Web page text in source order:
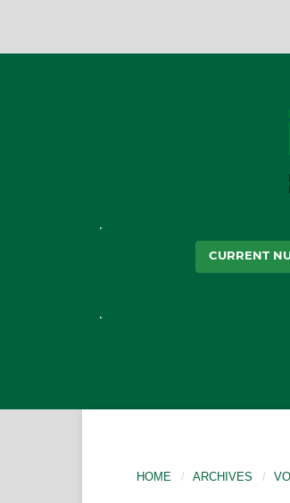
CURRENT
HOME / ARCHIVES /